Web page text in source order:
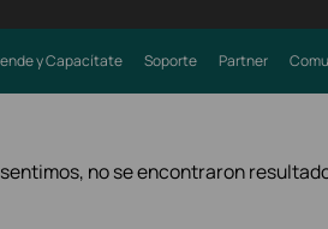
y Capacítate Soporte Partner
no se encontraron